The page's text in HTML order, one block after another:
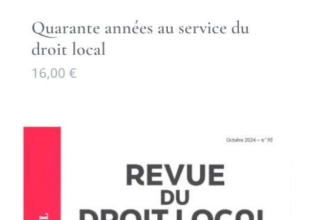
Quarante années au service du
droit local
16,00 €